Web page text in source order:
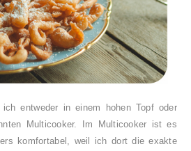
entweder in einem hohen Topf oder
Multicooker. Im Multicooker ist es
komfortabel, weil ich dort die exakte